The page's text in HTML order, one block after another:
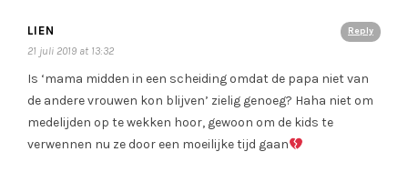
Reply
LIEN
21 juli 2019 at 13:32
Is ‘mama midden in een scheiding omdat de papa niet van
de andere vrouwen kon blijven’ zielig genoeg? Haha niet om
medelijden op te wekken hoor, gewoon om de kids te
verwennen nu ze door een moeilijke tijd gaan